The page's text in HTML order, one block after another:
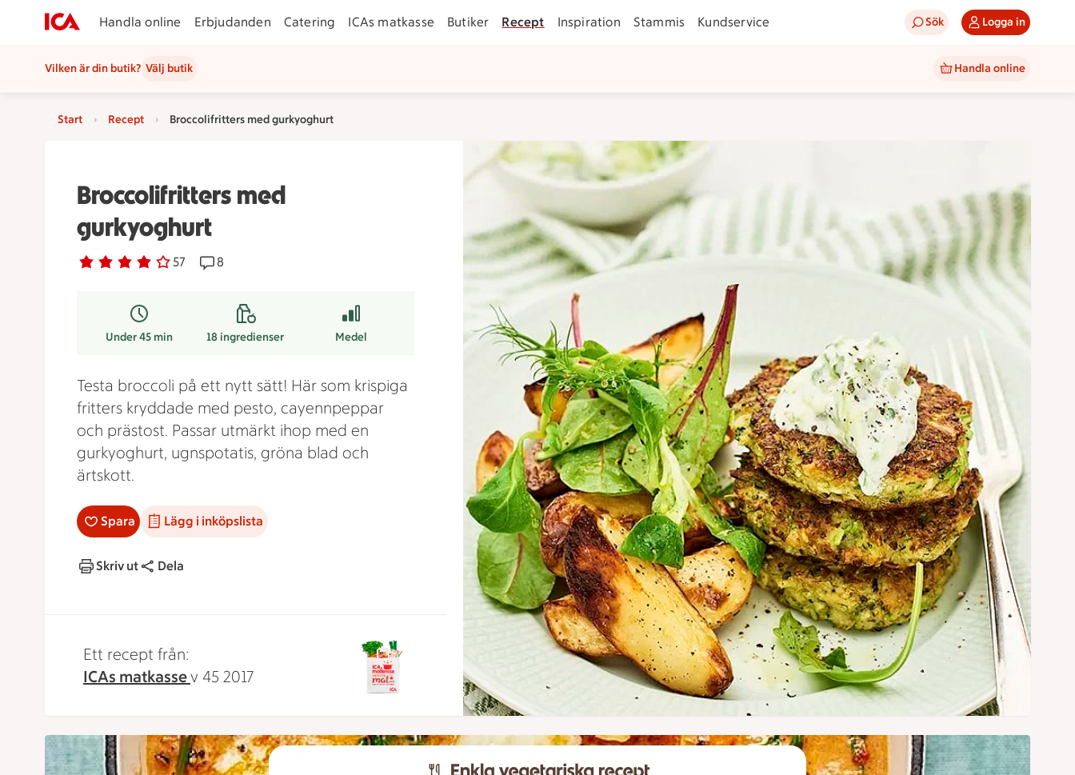
Handla online Erbjudanden Catering ICAs matkasse Butiker Recept Inspiration Stammis Kundservice Sök Logga in
Vilken är din butik? Välj butik Handla online
Start Recept Broccolifritters med gurkyoghurt
Broccolifritters med
gurkyoghurt
Betyg 4 av 5. 57
57 personer har röstatReceptet har 8 kommentarer
8
Under 45 min 18ingredienser Medel
Testa broccoli på ett nytt sätt! Här som krispiga
fritters kryddade med pesto, cayennpeppar
och prästost. Passar utmärkt ihop med en
gurkyoghurt, ugnspotatis, gröna blad och
ärtskott.
Spara Lägg i inköpslista
Skriv ut Dela
Ett recept från:
ICAs matkassev 45 2017